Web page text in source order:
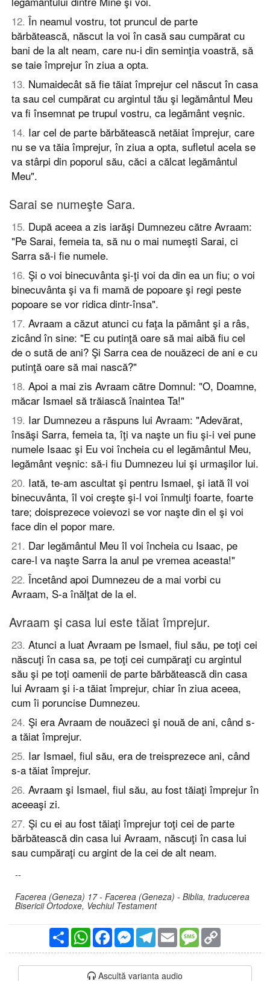
12. În neamul vostru, tot pruncul de parte
bărbătească, născut la voi în casă sau cumpărat cu
bani de la alt neam, care nu-i din seminţia voastră, să
se taie împrejur în ziua a opta.
13. Numaidecât să fie tăiat împrejur cel născut în casa
ta sau cel cumpărat cu argintul tău şi legământul Meu
va fi însemnat pe trupul vostru, ca legământ veşnic.
14. Iar cel de parte bărbătească netăiat împrejur, care
nu se va tăia împrejur, în ziua a opta, sufletul acela se
va stârpi din poporul său, căci a călcat legământul
Meu".
Sarai se numeşte Sara.
15. După aceea a zis iarăşi Dumnezeu către Avraam:
"Pe Sarai, femeia ta, să nu o mai numeşti Sarai, ci
Sarra să-i fie numele.
16. Şi o voi binecuvânta şi-ţi voi da din ea un fiu; o voi
binecuvânta şi va fi mamă de popoare şi regi peste
popoare se vor ridica dintr-însa".
17. Avraam a căzut atunci cu faţa la pământ şi a râs,
zicând în sine: "E cu putinţă oare să mai aibă fiu cel
de o sută de ani? Şi Sarra cea de nouăzeci de ani e cu
putinţă oare să mai nască?"
18. Apoi a mai zis Avraam către Domnul: "O, Doamne,
măcar Ismael să trăiască înaintea Ta!"
19. Iar Dumnezeu a răspuns lui Avraam: "Adevărat,
însăşi Sarra, femeia ta, îţi va naşte un fiu şi-i vei pune
numele Isaac şi Eu voi încheia cu el legământul Meu,
legământ veşnic: să-i fiu Dumnezeu lui şi urmaşilor lui.
20. Iată, te-am ascultat şi pentru Ismael, şi iată îl voi
binecuvânta, îl voi creşte şi-l voi înmulţi foarte, foarte
tare; doisprezece voievozi se vor naşte din el şi voi
face din el popor mare.
21. Dar legământul Meu îl voi încheia cu Isaac, pe
care-l va naşte Sarra la anul pe vremea aceasta!"
22. Încetând apoi Dumnezeu de a mai vorbi cu
Avraam, S-a înălţat de la el.
Avraam şi casa lui este tăiat împrejur.
23. Atunci a luat Avraam pe Ismael, fiul său, pe toţi cei
născuţi în casa sa, pe toţi cei cumpăraţi cu argintul
său şi pe toţi oamenii de parte bărbătească din casa
lui Avraam şi i-a tăiat împrejur, chiar în ziua aceea,
cum îi poruncise Dumnezeu.
24. Şi era Avraam de nouăzeci şi nouă de ani, când s-
a tăiat împrejur.
25. Iar Ismael, fiul său, era de treisprezece ani, când
s-a tăiat împrejur.
26. Avraam şi Ismael, fiul său, au fost tăiaţi împrejur în
aceeaşi zi.
27. Şi cu ei au fost tăiaţi împrejur toţi cei de parte
bărbătească din casa lui Avraam, născuţi în casa lui
sau cumpăraţi cu argint de la cei de alt neam.
--
Facerea (Geneza) 17 - Facerea (Geneza) - Biblia, traducerea
Bisericii Ortodoxe, Vechiul Testament
PartajareWhatsAppFacebookMessengerTelegram
Email Message
Ascultă varianta audio